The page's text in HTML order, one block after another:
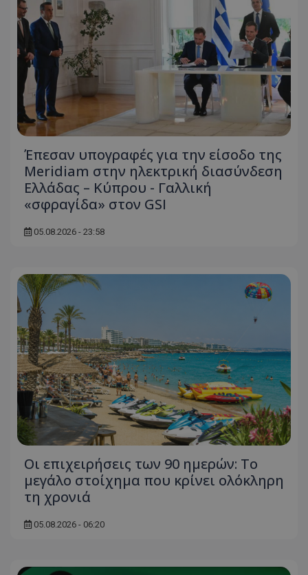
Έπεσαν υπογραφές για την είσοδο της
Meridiam στην ηλεκτρική διασύνδεση
Ελλάδας – Κύπρου - Γαλλική
«σφραγίδα» στον GSI
05.08.2026 - 23:58
Οι επιχειρήσεις των 90 ημερών: Το
μεγάλο στοίχημα που κρίνει ολόκληρη
τη χρονιά
05.08.2026 - 06:20